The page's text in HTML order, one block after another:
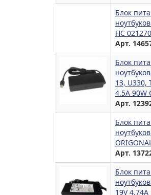
Блок
HC 021270
Арт.
Блок
13, U330,
4.5A 90W
Арт.
Блок
Арт.
Блок
19V